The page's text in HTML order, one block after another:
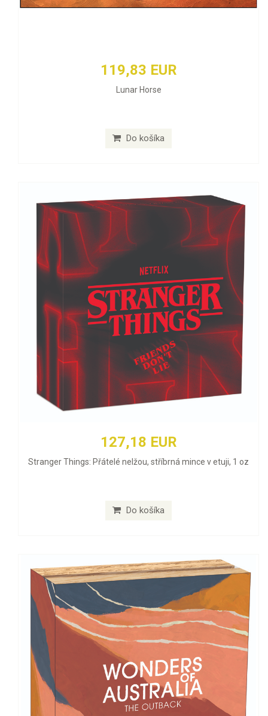
119,83 EUR
Lunar Horse
Do košíka
127,18 EUR
Stranger Things: Přátelé nelžou, stříbrná mince v etuji, 1 oz
Do košíka